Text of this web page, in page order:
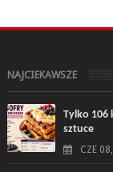
NAJCIEKAWSZE
Tylko 106
sztuce
CZE